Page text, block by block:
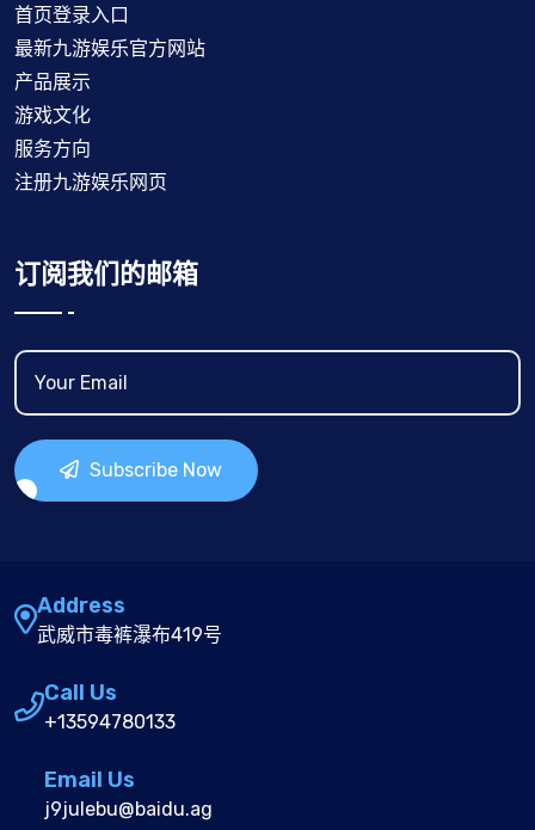
首页登录入口
最新九游娱乐官方网站
产品展示
游戏文化
服务方向
注册九游娱乐网页
订阅我们的邮箱
Subscribe Now
Address
武威市毒裤瀑布419号
Call Us
+13594780133
Email Us
j9julebu@baidu.ag